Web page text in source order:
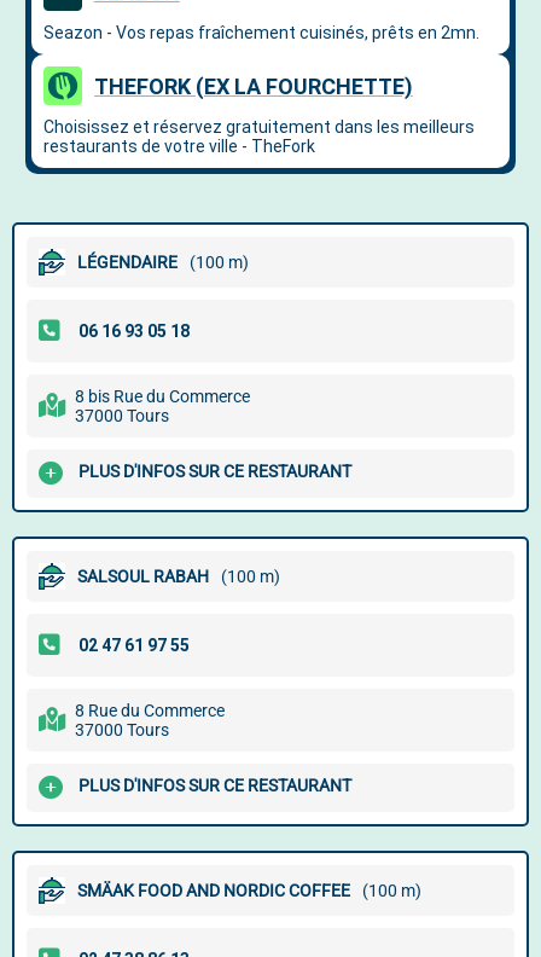
LÉGENDAIRE (100 m)
8 bis Rue du Commerce
37000 Tours
PLUS D'INFOS SUR CE RESTAURANT
SALSOUL RABAH (100 m)
8 Rue du Commerce
37000 Tours
PLUS D'INFOS SUR CE RESTAURANT
SMÄAK FOOD AND NORDIC COFFEE (100 m)